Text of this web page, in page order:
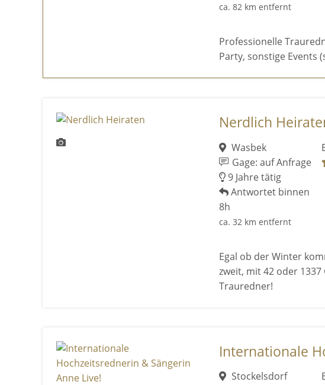
ca. 82 km entfernt
Professionelle
Party, sonstige Events
Nerdlich
Wasbek
Gage: auf Anfrage
9 Jahre tätig
Antwortet binnen
8h
ca. 32 km entfernt
Egal ob der Winter
zweit, mit 42 oder
Trauredner!
Internationale
Stockelsdorf